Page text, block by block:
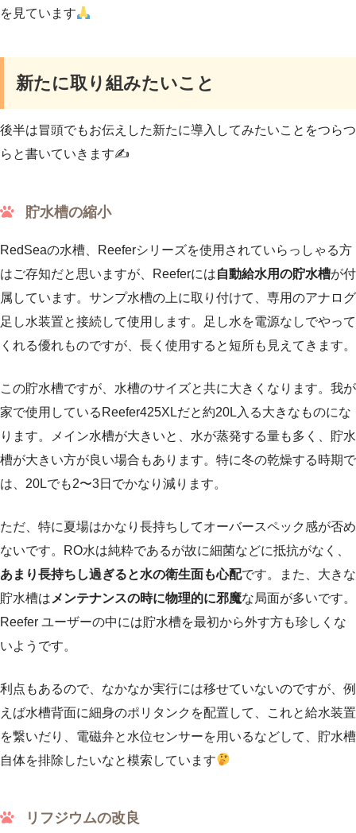
を見ています
新たに取り組みたいこと
後半は冒頭でもお伝えした新たに導入してみたいことをつらつ
らと書いていきます✍️
貯水槽の縮小
RedSeaの水槽、Reeferシリーズを使用されていらっしゃる方
はご存知だと思いますが、Reeferには自動給水用の貯水槽が付
属しています。サンプ水槽の上に取り付けて、専用のアナログ
足し水装置と接続して使用します。足し水を電源なしでやって
くれる優れものですが、長く使用すると短所も見えてきます。
この貯水槽ですが、水槽のサイズと共に大きくなります。我が
家で使用しているReefer425XLだと約20L入る大きなものにな
ります。メイン水槽が大きいと、水が蒸発する量も多く、貯水
槽が大きい方が良い場合もあります。特に冬の乾燥する時期で
は、20Lでも2〜3日でかなり減ります。
ただ、特に夏場はかなり長持ちしてオーバースペック感が否め
ないです。RO水は純粋であるが故に細菌などに抵抗がなく、
あまり長持ちし過ぎると水の衛生面も心配です。また、大きな
貯水槽は メンテナンスの時に物理的に邪魔な局面が多いです。
Reefer ユーザーの中には貯水槽を最初から外す方も珍しくな
いようです。
利点もあるので、なかなか実行には移せていないのですが、例
えば水槽背面に細身のポリタンクを配置して、これと給水装置
を繋いだり、電磁弁と水位センサーを用いるなどして、貯水槽
自体を排除したいなと模索しています
リフジウムの改良